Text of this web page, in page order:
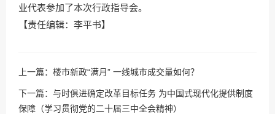
业代表参加了本次行政指导会。
【责任编辑：李平书】
上一篇： 楼市新政“满月” 一线城市成交量如何？
下一篇： 与时俱进确定改革目标任务 为中国式现代化提供制度
保障（学习贯彻党的二十届三中全会精神）